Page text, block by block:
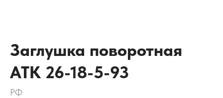
Заглушка поворотная
АТК 26-18-5-93
РФ